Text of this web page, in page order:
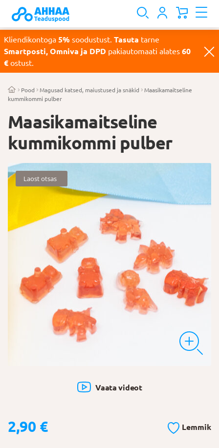
Kliendikontoga 5% soodustust. Tasuta tarne
Smartposti, Omniva ja DPD pakiautomaati alates 60
€ ostust.
Pood Magusad katsed, maiustused ja snäkid
Maasikamaitseline
kummikommi pulber
Maasikamaitseline
kummikommi pulber
Laost otsas
Vaata videot
2,90 € Lemmik